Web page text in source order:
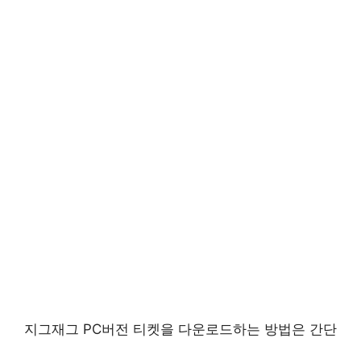
지그재그 PC버전 티켓을 다운로드하는 방법은 간단